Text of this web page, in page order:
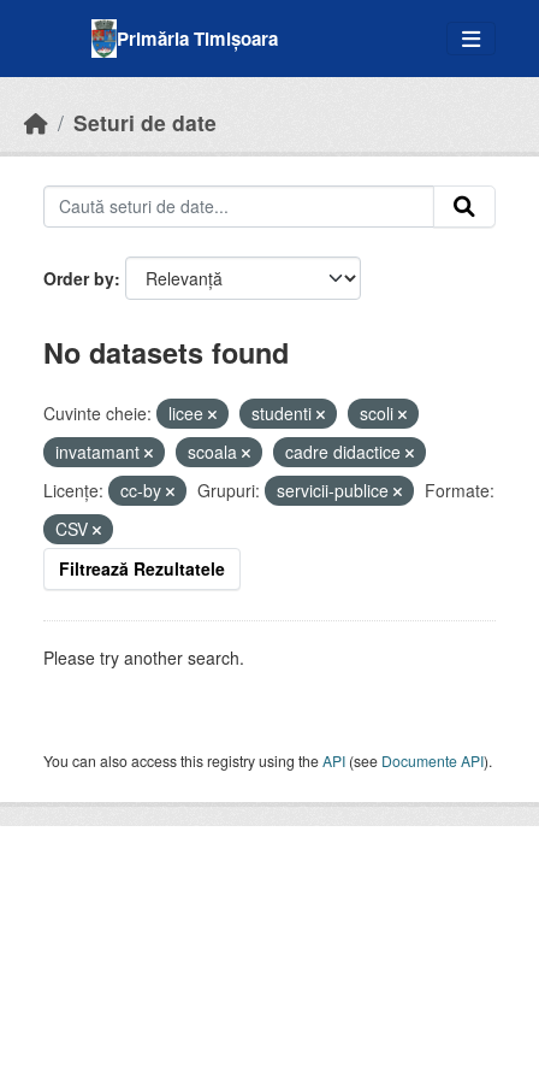
Primăria Timișoara
Seturi de date
Order by
No datasets found
Cuvinte cheie: licee studenti
scoli
invatamant
scoala
cadre didactice
Licenţe:
cc-by Grupuri: servicii-publice
Formate:
CSV
Filtrează Rezultatele
Please try another search.
You can also access this registry using theAPI (see Documente API).